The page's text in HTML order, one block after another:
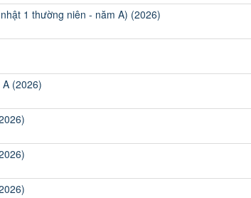
1 thường niên - năm A) (2026)
(2026)